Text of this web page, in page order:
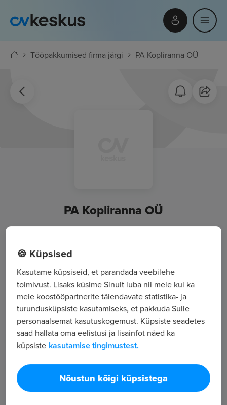
Tööpakkumised firma järgi PA Kopliranna OÜ
PA Kopliranna OÜ
Sõle tn 63, Tallinn, Harjumaa
Kõik tööpakkumised
Tööpakkuja tutvustus
3
Töötajate arv
Vaatamised
🍪 Küpsised
Kasutame küpsiseid, et parandada veebilehe
toimivust. Lisaks küsime Sinult luba nii meie kui ka
meie koostööpartnerite täiendavate statistika- ja
turundusküpsiste kasutamiseks, et pakkuda Sulle
personaalsemat kasutuskogemust. Küpsiste seadetes
saad hallata oma eelistusi ja lisainfot näed ka
küpsiste kasutamise tingimustest.
Nõustun kõigi küpsistega